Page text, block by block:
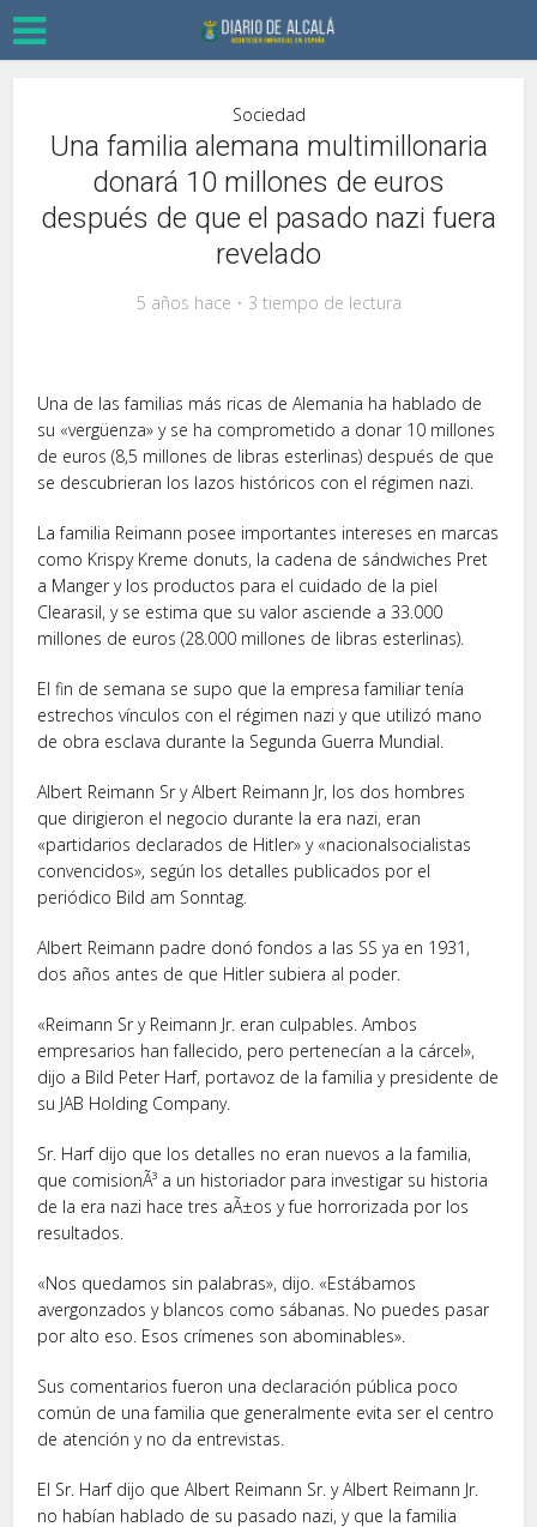
Sociedad
Una familia alemana multimillonaria
donará 10 millones de euros
después de que el pasado nazi fuera
revelado
5 años hace 3 tiempo de lectura
Una de las familias más ricas de Alemania ha hablado de
su «vergüenza» y se ha comprometido a donar 10 millones
de euros (8,5 millones de libras esterlinas) después de que
se descubrieran los lazos históricos con el régimen nazi.
La familia Reimann posee importantes intereses en marcas
como Krispy Kreme donuts, la cadena de sándwiches Pret
a Manger y los productos para el cuidado de la piel
Clearasil, y se estima que su valor asciende a 33.000
millones de euros (28.000 millones de libras esterlinas).
El fin de semana se supo que la empresa familiar tenía
estrechos vínculos con el régimen nazi y que utilizó mano
de obra esclava durante la Segunda Guerra Mundial.
Albert Reimann Sr y Albert Reimann Jr, los dos hombres
que dirigieron el negocio durante la era nazi, eran
«partidarios declarados de Hitler» y «nacionalsocialistas
convencidos», según los detalles publicados por el
periódico Bild am Sonntag.
Albert Reimann padre donó fondos a las SS ya en 1931,
dos años antes de que Hitler subiera al poder.
«Reimann Sr y Reimann Jr. eran culpables. Ambos
empresarios han fallecido, pero pertenecían a la cárcel»,
dijo a Bild Peter Harf, portavoz de la familia y presidente de
su JAB Holding Company.
Sr. Harf dijo que los detalles no eran nuevos a la familia,
que comisionÃ³ a un historiador para investigar su historia
de la era nazi hace tres aÃ±os y fue horrorizada por los
resultados.
«Nos quedamos sin palabras», dijo. «Estábamos
avergonzados y blancos como sábanas. No puedes pasar
por alto eso. Esos crímenes son abominables».
Sus comentarios fueron una declaración pública poco
común de una familia que generalmente evita ser el centro
de atención y no da entrevistas.
El Sr. Harf dijo que Albert Reimann Sr. y Albert Reimann Jr.
no habían hablado de su pasado nazi, y que la familia